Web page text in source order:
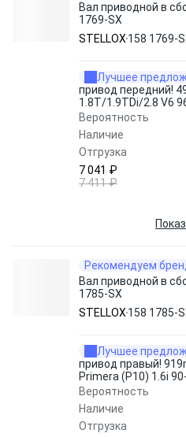
Вал приводной в
1769-SX
STELLOX 158 1769-
Лучшее
привод передний!
1.8T/1.9TDi/2.8 V6
Вероятность
Наличие
Отгрузка
7 041 ₽
7 411 ₽
Рекомендуем
Вал приводной в
1785-SX
STELLOX 158 1785-
Лучшее
привод правый!
Primera (P10) 1.6i
Вероятность
Наличие
Отгрузка